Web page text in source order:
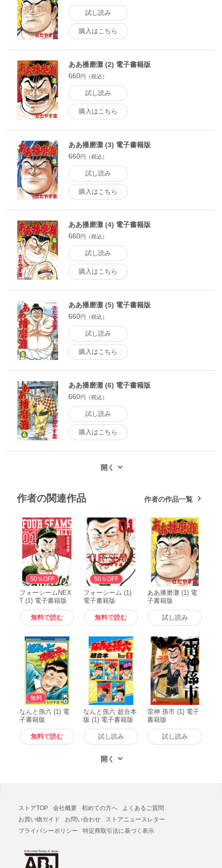
試し読み
購入はこちら
ああ播磨灘 (2) 電子書籍版
660円（税込）
試し読み
購入はこちら
ああ播磨灘 (3) 電子書籍版
660円（税込）
試し読み
購入はこちら
ああ播磨灘 (4) 電子書籍版
660円（税込）
試し読み
購入はこちら
ああ播磨灘 (5) 電子書籍版
660円（税込）
試し読み
購入はこちら
ああ播磨灘 (6) 電子書籍版
660円（税込）
試し読み
購入はこちら
作者の関連作品 作者の作品一覧
無料
50％OFF
フォーシームNEX
T (1) 電子書籍版
無料で読む
無料
50％OFF
フォーシーム (1)
電子書籍版
無料で読む
ああ播磨灘 (1) 電
子書籍版
試し読み
無料
なんと孫六 (1) 電
子書籍版
無料で読む
なんと孫六 超合本
版 (1) 電子書籍版
試し読み
雷神 孫市 (1) 電子
書籍版
試し読み
ストアTOP 会社概要 初めての方へ
よくあるご質問
お買い物ガイド
お問い合わせ
ストアニュースレター
プライバシーポリシー
特定商取引法に基づく表示